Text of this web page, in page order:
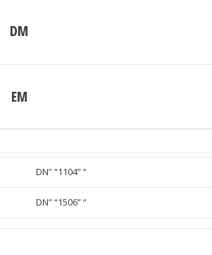
DM
EM
DN” “1104” “
DN” “1506” “